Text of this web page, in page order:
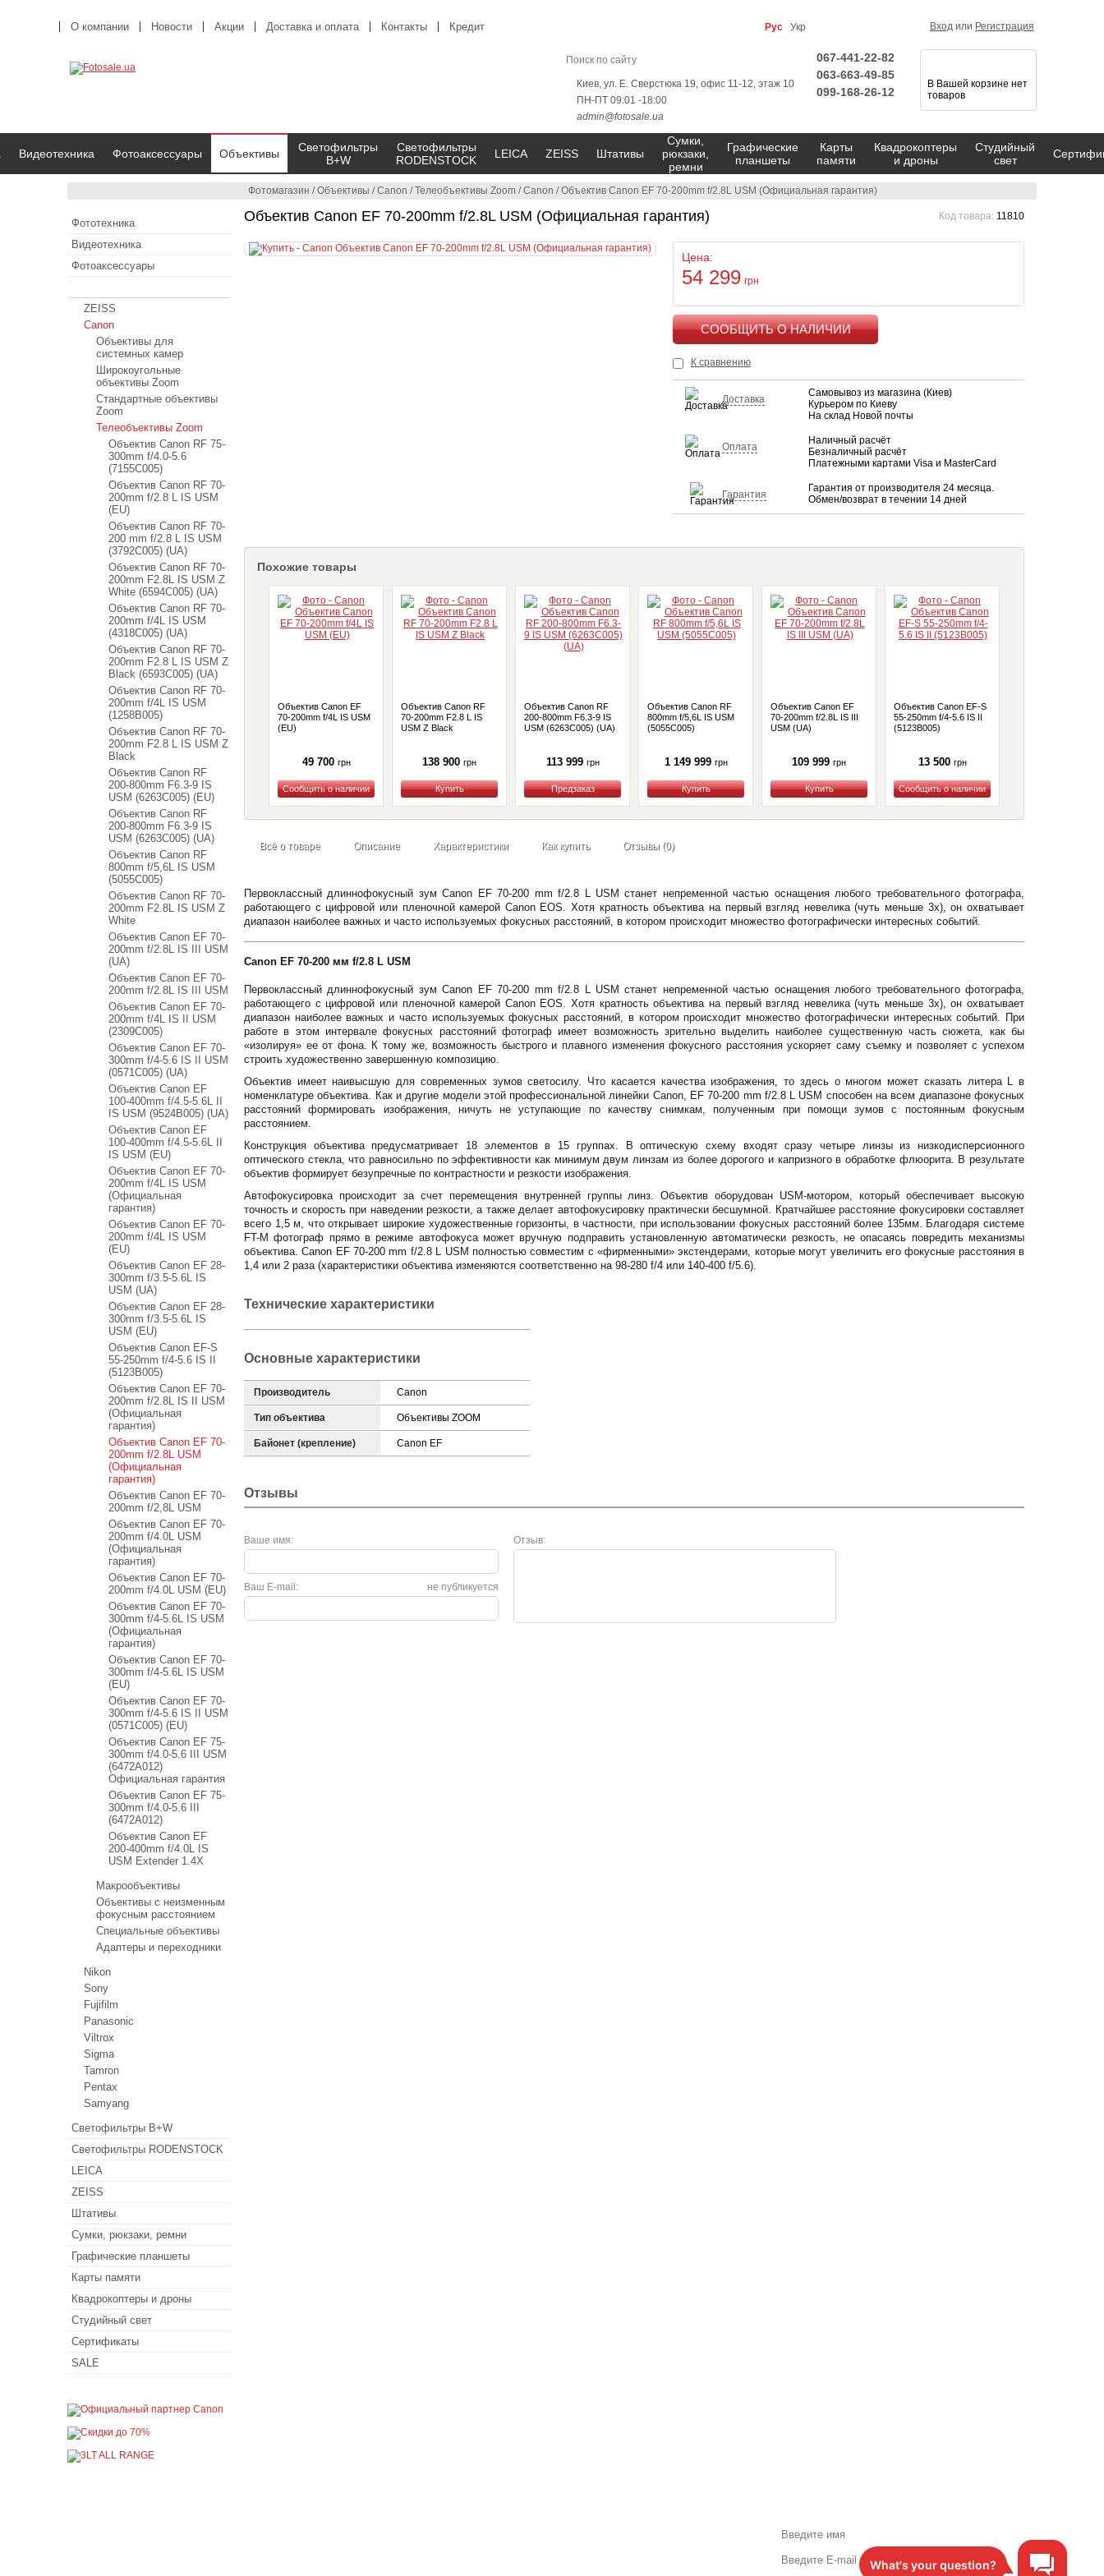
Фотомагазин /Объективы /Canon /Телеобъективы Zoom /Canon /Объектив Canon EF 70-200mm f/2.8L USM (Официальная гарантия)
Объектив Canon EF 70-200mm f/2.8L USM (Официальная гарантия) Код товара: 11810
Цена:
54 299 грн
К сравнению
Доставка
Самовывоз из магазина (Киев)
Курьером по Киеву
На склад Новой почты
Оплата
Наличный расчёт
Безналичный расчёт
Платежными картами Visa и MasterCard
Гарантия
Гарантия от производителя 24 месяца.
Обмен/возврат в течении 14 дней
Похожие товары
Объектив Canon EF
70-200mm f/4L IS USM
(EU)
49 700 грн
Купить
Объектив Canon RF
70-200mm F2.8 L IS
USM Z Black
138 900 грн
Купить
Объектив Canon RF
200-800mm F6.3-9 IS
USM (6263C005) (UA)
113 999 грн
Купить
Объектив Canon RF
800mm f/5,6L IS USM
(5055C005)
1 149 999 грн
Купить
Объектив Canon EF
70-200mm f/2.8L IS III
USM (UA)
109 999 грн
Купить
Объектив Canon EF-S
55-250mm f/4-5.6 IS II
(5123B005)
13 500 грн
Купить
Всё о товаре Описание Характеристики Как купить Отзывы (0)
Первоклассный длиннофокусный зум Canon EF 70-200 mm f/2.8 L USM станет непременной частью оснащения любого требовательного фотографа,
работающего с цифровой или пленочной камерой Canon EOS. Хотя кратность объектива на первый взгляд невелика (чуть меньше 3х), он охватывает
диапазон наиболее важных и часто используемых фокусных расстояний, в котором происходит множество фотографически интересных событий.
Canon EF 70-200 мм f/2.8 L USM
Первоклассный длиннофокусный зум Canon EF 70-200 mm f/2.8 L USM станет непременной частью оснащения любого требовательного фотографа,
работающего с цифровой или пленочной камерой Canon EOS. Хотя кратность объектива на первый взгляд невелика (чуть меньше 3х), он охватывает
диапазон наиболее важных и часто используемых фокусных расстояний, в котором происходит множество фотографически интересных событий. При
работе в этом интервале фокусных расстояний фотограф имеет возможность зрительно выделить наиболее существенную часть сюжета, как бы
«изолируя» ее от фона. К тому же, возможность быстрого и плавного изменения фокусного расстояния ускоряет саму съемку и позволяет с успехом
строить художественно завершенную композицию.
Объектив имеет наивысшую для современных зумов светосилу. Что касается качества изображения, то здесь о многом может сказать литера L в
номенклатуре объектива. Как и другие модели этой профессиональной линейки Canon, EF 70-200 mm f/2.8 L USM способен на всем диапазоне фокусных
расстояний формировать изображения, ничуть не уступающие по качеству снимкам, полученным при помощи зумов с постоянным фокусным
расстоянием.
Конструкция объектива предусматривает 18 элементов в 15 группах. В оптическую схему входят сразу четыре линзы из низкодисперсионного
оптического стекла, что равносильно по эффективности как минимум двум линзам из более дорогого и капризного в обработке флюорита. В результате
объектив формирует безупречные по контрастности и резкости изображения.
Автофокусировка происходит за счет перемещения внутренней группы линз. Объектив оборудован USM-мотором, который обеспечивает высокую
точность и скорость при наведении резкости, а также делает автофокусировку практически бесшумной. Кратчайшее расстояние фокусировки составляет
всего 1,5 м, что открывает широкие художественные горизонты, в частности, при использовании фокусных расстояний более 135мм. Благодаря системе
FT-M фотограф прямо в режиме автофокуса может вручную подправить установленную автоматически резкость, не опасаясь повредить механизмы
объектива. Canon EF 70-200 mm f/2.8 L USM полностью совместим с «фирменными» экстендерами, которые могут увеличить его фокусные расстояния в
1,4 или 2 раза (характеристики объектива изменяются соответственно на 98-280 f/4 или 140-400 f/5.6).
Технические характеристики
Основные характеристики
Производитель Canon
Тип объектива Объективы ZOOM
Байонет (крепление) Canon EF
Отзывы
Ваше имя: Отзыв:
не публикуется
Ваш E-mail:
О компании Новости Акции Доставка и оплата Контакты Кредит Рус Укр Вход или Регистрация
Киев, ул. Е. Сверстюка 19, офис 11-12, этаж 10
ПН-ПТ 09:01 -18:00
admin@fotosale.ua
067-441-22-82
063-663-49-85
099-168-26-12
В Вашей корзине нет
товаров
Видеотехника Фотоаксессуары Объективы
Светофильтры
B+W
Светофильтры
RODENSTOCK
LEICA ZEISS Штативы
Сумки,
рюкзаки,
ремни
Графические
планшеты
Карты
памяти
Квадрокоптеры
и дроны
Студийный
свет
Фототехника
Видеотехника
Фотоаксессуары
ZEISS
Canon
Объективы для
системных камер
Широкоугольные
объективы Zoom
Стандартные объективы
Zoom
Телеобъективы Zoom
Объектив Canon RF 75-
300mm f/4.0-5.6
(7155C005)
Объектив Canon RF 70-
200mm f/2.8 L IS USM
(EU)
Объектив Canon RF 70-
200 mm f/2.8 L IS USM
(3792C005) (UA)
Объектив Canon RF 70-
200mm F2.8L IS USM Z
White (6594C005) (UA)
Объектив Canon RF 70-
200mm f/4L IS USM
(4318C005) (UA)
Объектив Canon RF 70-
200mm F2.8 L IS USM Z
Black (6593C005) (UA)
Объектив Canon RF 70-
200mm f/4L IS USM
(1258B005)
Объектив Canon RF 70-
200mm F2.8 L IS USM Z
Black
Объектив Canon RF
200-800mm F6.3-9 IS
USM (6263C005) (EU)
Объектив Canon RF
200-800mm F6.3-9 IS
USM (6263C005) (UA)
Объектив Canon RF
800mm f/5,6L IS USM
(5055C005)
Объектив Canon RF 70-
200mm F2.8L IS USM Z
White
Объектив Canon EF 70-
200mm f/2.8L IS III USM
(UA)
Объектив Canon EF 70-
200mm f/2.8L IS III USM
Объектив Canon EF 70-
200mm f/4L IS II USM
(2309C005)
Объектив Canon EF 70-
300mm f/4-5.6 IS II USM
(0571C005) (UA)
Объектив Canon EF
100-400mm f/4.5-5.6L II
IS USM (9524B005) (UA)
Объектив Canon EF
100-400mm f/4.5-5.6L II
IS USM (EU)
Объектив Canon EF 70-
200mm f/4L IS USM
(Официальная
гарантия)
Объектив Canon EF 70-
200mm f/4L IS USM
(EU)
Объектив Canon EF 28-
300mm f/3.5-5.6L IS
USM (UA)
Объектив Canon EF 28-
300mm f/3.5-5.6L IS
USM (EU)
Объектив Canon EF-S
55-250mm f/4-5.6 IS II
(5123B005)
Объектив Canon EF 70-
200mm f/2.8L IS II USM
(Официальная
гарантия)
Объектив Canon EF 70-
200mm f/2.8L USM
(Официальная
гарантия)
Объектив Canon EF 70-
200mm f/2,8L USM
Объектив Canon EF 70-
200mm f/4.0L USM
(Официальная
гарантия)
Объектив Canon EF 70-
200mm f/4.0L USM (EU)
Объектив Canon EF 70-
300mm f/4-5.6L IS USM
(Официальная
гарантия)
Объектив Canon EF 70-
300mm f/4-5.6L IS USM
(EU)
Объектив Canon EF 70-
300mm f/4-5.6 IS II USM
(0571C005) (EU)
Объектив Canon EF 75-
300mm f/4.0-5.6 III USM
(6472A012)
Официальная гарантия
Объектив Canon EF 75-
300mm f/4.0-5.6 III
(6472A012)
Объектив Canon EF
200-400mm f/4.0L IS
USM Extender 1.4X
Макрообъективы
Объективы с неизменным
фокусным расстоянием
Специальные объективы
Адаптеры и переходники
Nikon
Sony
Fujifilm
Panasonic
Viltrox
Sigma
Tamron
Pentax
Samyang
Светофильтры B+W
Светофильтры RODENSTOCK
LEICA
ZEISS
Штативы
Сумки, рюкзаки, ремни
Графические планшеты
Карты памяти
Квадрокоптеры и дроны
Студийный свет
Сертификаты
SALE